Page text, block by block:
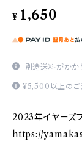
¥ 1,650
別途送料がかか
¥5,500以上のご
2023年イヤーズ
https://